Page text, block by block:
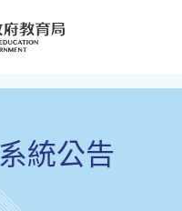
系統公告